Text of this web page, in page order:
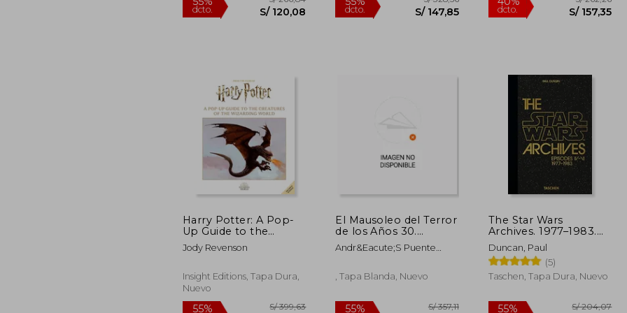
55%
dcto.
S/ 266,84 55%
dcto.
S/ 328,56
S/ 147,85
Harry Potter: A Pop-
Up Guide to the
Creatures of the
Wizarding World (en
Jody Revenson
Insight Editions, Tapa Dura,
Nuevo
El Mausoleo del Terror
de los Años 30.
Antología del Cine de
Terror Clásico
Andr&Eacute;S Puente
, Tapa Blanda, Nuevo
The Star Wars
Archives. 1977–1983.
40Th Anniversary
Edition (en Inglés)
Duncan, Paul
(5)
Taschen, Tapa Dura, Nuevo